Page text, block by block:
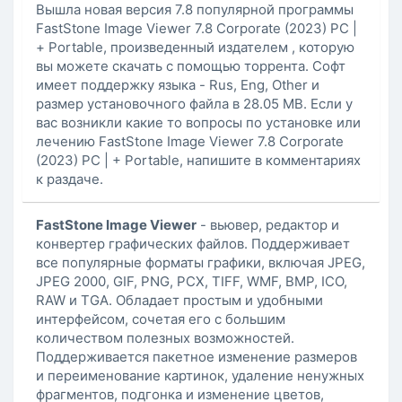
Вышла новая версия 7.8 популярной программы
FastStone Image Viewer 7.8 Corporate (2023) PC |
+ Portable, произведенный издателем , которую
вы можете скачать с помощью торрента. Софт
имеет поддержку языка - Rus, Eng, Other и
размер установочного файла в 28.05 MB. Если у
вас возникли какие то вопросы по установке или
лечению FastStone Image Viewer 7.8 Corporate
(2023) PC | + Portable, напишите в комментариях
к раздаче.
FastStone Image Viewer - вьювер, редактор и
конвертер графических файлов. Поддерживает
все популярные форматы графики, включая JPEG,
JPEG 2000, GIF, PNG, PCX, TIFF, WMF, BMP, ICO,
RAW и TGA. Обладает простым и удобными
интерфейсом, сочетая его с большим
количеством полезных возможностей.
Поддерживается пакетное изменение размеров
и переименование картинок, удаление ненужных
фрагментов, подгонка и изменение цветов,